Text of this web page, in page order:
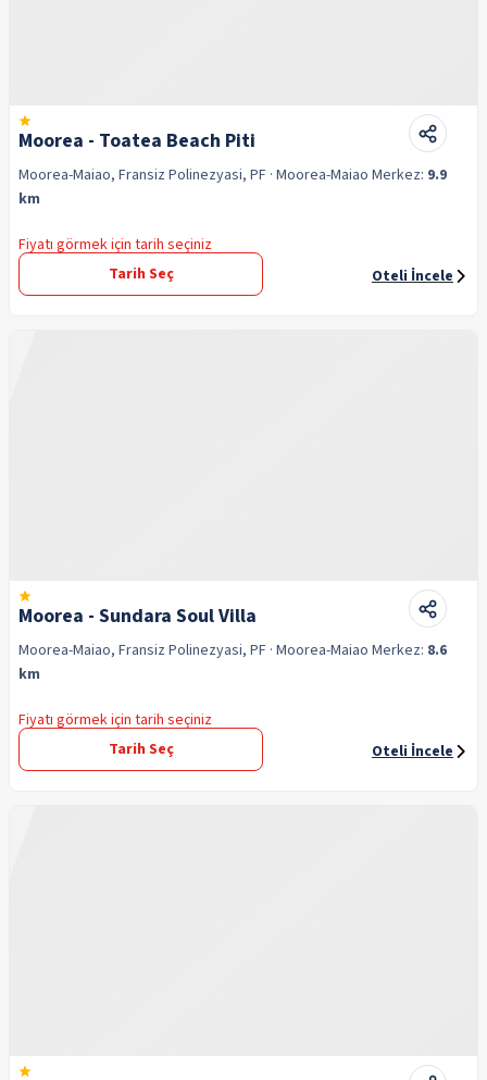
Moorea - Toatea Beach Piti
Moorea-Maiao, Fransiz Polinezyasi, PF · Moorea-Maiao Merkez: 9.9
km
Fiyatı görmek için tarih seçiniz
Tarih Seç
Oteli İncele
Moorea - Sundara Soul Villa
Moorea-Maiao, Fransiz Polinezyasi, PF · Moorea-Maiao Merkez: 8.6
km
Fiyatı görmek için tarih seçiniz
Tarih Seç
Oteli İncele